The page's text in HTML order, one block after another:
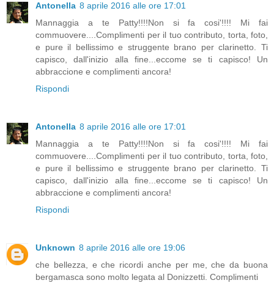
Antonella 8 aprile 2016 alle ore 17:01
Mannaggia a te Patty!!!!Non si fa cosi'!!!! Mi fai
commuovere....Complimenti per il tuo contributo, torta, foto,
e pure il bellissimo e struggente brano per clarinetto. Ti
capisco, dall'inizio alla fine...eccome se ti capisco! Un
abbraccione e complimenti ancora!
Rispondi
Antonella 8 aprile 2016 alle ore 17:01
Mannaggia a te Patty!!!!Non si fa cosi'!!!! Mi fai
commuovere....Complimenti per il tuo contributo, torta, foto,
e pure il bellissimo e struggente brano per clarinetto. Ti
capisco, dall'inizio alla fine...eccome se ti capisco! Un
abbraccione e complimenti ancora!
Rispondi
Unknown 8 aprile 2016 alle ore 19:06
che bellezza, e che ricordi anche per me, che da buona
bergamasca sono molto legata al Donizzetti. Complimenti